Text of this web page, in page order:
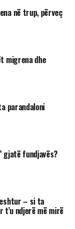
në trup, përveç
migrena dhe
parandaloni
gjatë fundjavës?
– si ta
ndjerë më mirë